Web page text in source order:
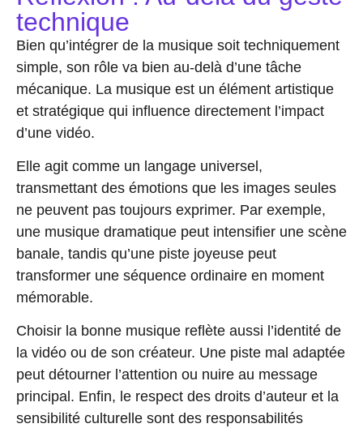
technique
Bien qu’intégrer de la musique soit techniquement
simple, son rôle va bien au-delà d’une tâche
mécanique. La musique est un élément artistique
et stratégique qui influence directement l’impact
d’une vidéo.
Elle agit comme un langage universel,
transmettant des émotions que les images seules
ne peuvent pas toujours exprimer. Par exemple,
une musique dramatique peut intensifier une scène
banale, tandis qu’une piste joyeuse peut
transformer une séquence ordinaire en moment
mémorable.
Choisir la bonne musique reflète aussi l’identité de
la vidéo ou de son créateur. Une piste mal adaptée
peut détourner l’attention ou nuire au message
principal. Enfin, le respect des droits d’auteur et la
sensibilité culturelle sont des responsabilités